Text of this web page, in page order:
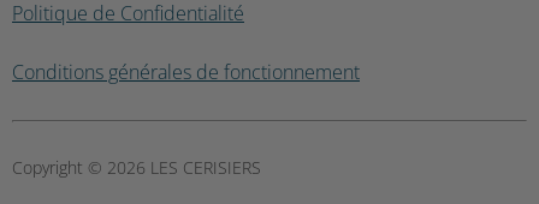
Politique de Confidentialité
Conditions générales de fonctionnement
Copyright © 2026 LES CERISIERS